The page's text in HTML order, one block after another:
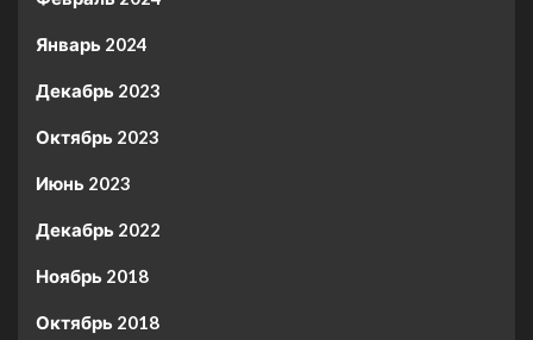
Январь 2024
Декабрь 2023
Октябрь 2023
Июнь 2023
Декабрь 2022
Ноябрь 2018
Октябрь 2018